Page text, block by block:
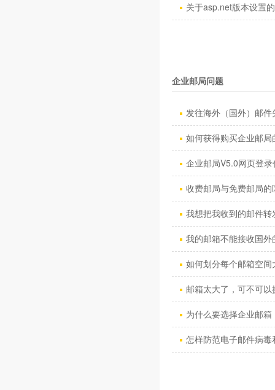
关于asp.net版本设置
企业邮局问题
发往海外（国外）邮
如何获得购买企业邮局
企业邮局V5.0网页登录
收费邮局与免费邮局的
我想把我收到的邮件
我的邮箱不能接收国
如何划分每个邮箱空间
邮箱太大了，可不可
为什么要选择企业邮箱
怎样防范电子邮件病毒